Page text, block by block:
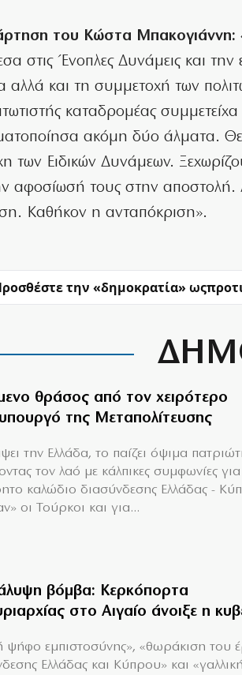
του Κώστα Μπακογιάννη:
στις Ένοπλες Δυνάμεις και
αλλά και τη συμμετοχή των
καταδρομέας
ακόμη δύο άλματα.
των Ειδικών Δυνάμεων.
αφοσίωσή τους στην αποστολή.
Καθήκον η ανταπόκριση».
την «δημοκρατία» ως
θράσος από τον χειρότερο
της Μεταπολίτευσης
την Ελλάδα, το παίζει όψιμα
τον λαό με κάλπικες συμφωνίες
καλώδιο διασύνδεσης Ελλάδας -
οι Τούρκοι και για...
βόμβα: Κερκόπορτα
στο Αιγαίο άνοιξε η
ψήφο εμπιστοσύνης», «θωράκιση του
Ελλάδας και Κύπρου» και «γαλλική